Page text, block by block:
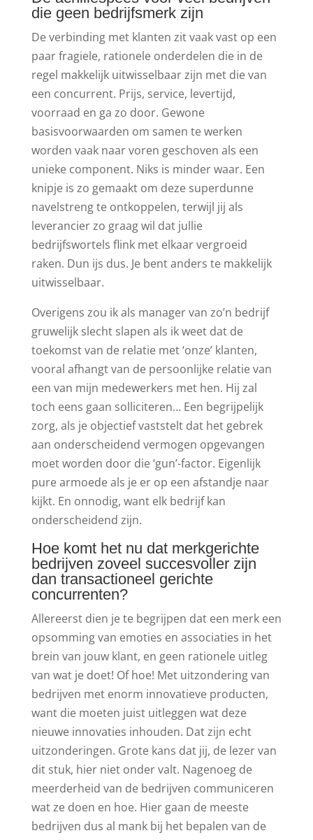
die geen bedrijfsmerk zijn
De verbinding met klanten zit vaak vast op een
paar fragiele, rationele onderdelen die in de
regel makkelijk uitwisselbaar zijn met die van
een concurrent. Prijs, service, levertijd,
voorraad en ga zo door. Gewone
basisvoorwaarden om samen te werken
worden vaak naar voren geschoven als een
unieke component. Niks is minder waar. Een
knipje is zo gemaakt om deze superdunne
navelstreng te ontkoppelen, terwijl jij als
leverancier zo graag wil dat jullie
bedrijfswortels flink met elkaar vergroeid
raken. Dun ijs dus. Je bent anders te makkelijk
uitwisselbaar.
Overigens zou ik als manager van zo’n bedrijf
gruwelijk slecht slapen als ik weet dat de
toekomst van de relatie met ‘onze’ klanten,
vooral afhangt van de persoonlijke relatie van
een van mijn medewerkers met hen. Hij zal
toch eens gaan solliciteren… Een begrijpelijk
zorg, als je objectief vaststelt dat het gebrek
aan onderscheidend vermogen opgevangen
moet worden door die ‘gun’-factor. Eigenlijk
pure armoede als je er op een afstandje naar
kijkt. En onnodig, want elk bedrijf kan
onderscheidend zijn.
Hoe komt het nu dat merkgerichte
bedrijven zoveel succesvoller zijn
dan transactioneel gerichte
concurrenten?
Allereerst dien je te begrijpen dat een merk een
opsomming van emoties en associaties in het
brein van jouw klant, en geen rationele uitleg
van wat je doet! Of hoe! Met uitzondering van
bedrijven met enorm innovatieve producten,
want die moeten juist uitleggen wat deze
nieuwe innovaties inhouden. Dat zijn echt
uitzonderingen. Grote kans dat jij, de lezer van
dit stuk, hier niet onder valt. Nagenoeg de
meerderheid van de bedrijven communiceren
wat ze doen en hoe. Hier gaan de meeste
bedrijven dus al mank bij het bepalen van de